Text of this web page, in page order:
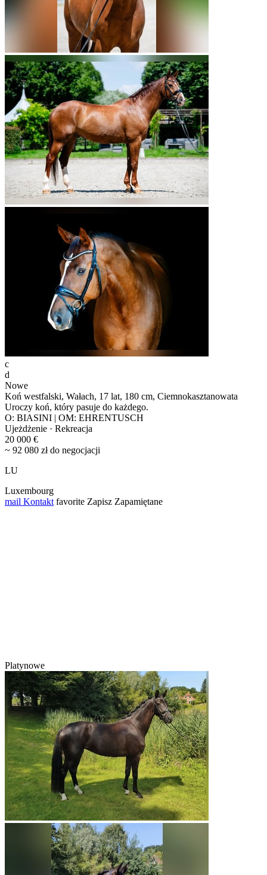
c
d
Nowe
Koń westfalski, Wałach, 17 lat, 180 cm, Ciemnokasztanowata
Uroczy koń, który pasuje do każdego.
O: BIASINI | OM: EHRENTUSCH
Ujeżdżenie · Rekreacja
20 000 €
~ 92 080 zł do negocjacji
LU
Luxembourg
mail Kontakt favorite Zapisz Zapamiętane
Platynowe